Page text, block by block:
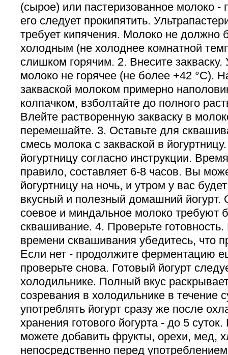
(сырое) или пастеризованное молоко -
его следует прокипятить.
требует кипячения. Молоко не должно
холодным (не холоднее комнатной
слишком горячим. 2. Внесите закваску.
молоко не горячее (не более +42 °С).
закваской молоком примерно
колпачком, взболтайте до полного
Влейте растворенную закваску в
перемешайте. 3. Оставьте для
смесь молока с закваской в
йогуртницу согласно инструкции.
правило, составляет 6-8 часов. Вы
йогуртницу на ночь, и утром у вас
вкусный и полезный домашний йогурт.
соевое и миндальное молоко требуют
сквашивание. 4. Проверьте
времени сквашивания убедитесь, что
Если нет - продолжите ферментацию
проверьте снова. Готовый йогурт
холодильнике. Полный вкус
созревания в холодильнике в течение
употреблять йогурт сразу же после
хранения готового йогурта - до 5
можете добавить фрукты, орехи, мед,
непосредственно перед